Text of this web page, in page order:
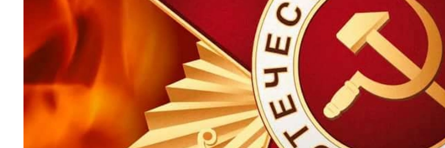
Подарки банковскому работнику
Подарки брокеру
Подарки директору/руководителю
Подарки страховщику
Подарки строителю
Подарки учителю